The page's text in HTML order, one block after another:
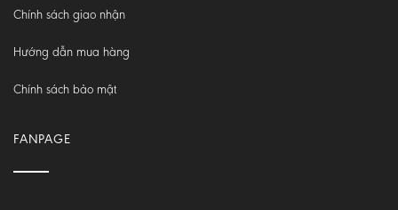
Chính sách giao nhận
Hướng dẫn mua hàng
Chính sách bảo mật
FANPAGE